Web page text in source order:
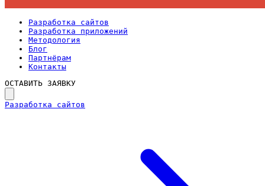
Разработка сайтов
Разработка приложений
Методология
Блог
Партнёрам
Контакты
ОСТАВИТЬ ЗАЯВКУ
Разработка сайтов